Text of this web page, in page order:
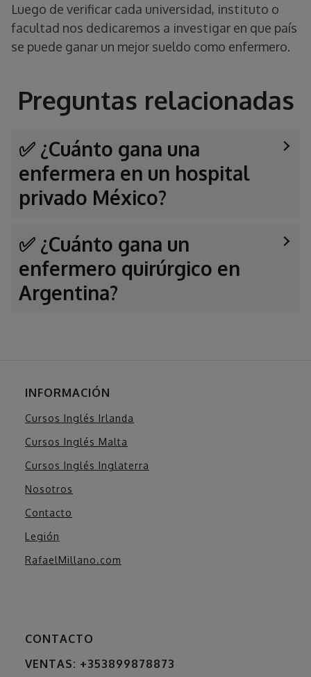
Luego de verificar cada universidad, instituto o
facultad nos dedicaremos a investigar en que país
se puede ganar un mejor sueldo como enfermero.
Preguntas relacionadas
✅ ¿Cuánto gana una
enfermera en un hospital
privado México?
✅ ¿Cuánto gana un
enfermero quirúrgico en
Argentina?
INFORMACIÓN
Cursos Inglés Irlanda
Cursos Inglés Malta
Cursos Inglés Inglaterra
Nosotros
Contacto
Legión
RafaelMillano.com
CONTACTO
VENTAS: +353899878873